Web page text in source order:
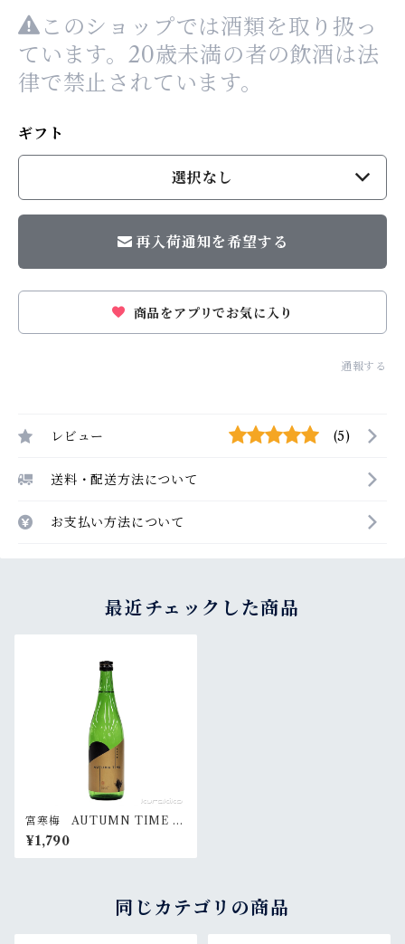
このショップでは酒類を取り扱っ
ています。20歳未満の者の飲酒は法
律で禁止されています。
ギフト
選択なし
再入荷通知を希望する
商品をアプリでお気に入り
通報する
レビュー (5)
送料・配送方法について
お支払い方法について
最近チェックした商品
宮寒梅 AUTUMN TIME 72
0ml
¥1,790
同じカテゴリの商品